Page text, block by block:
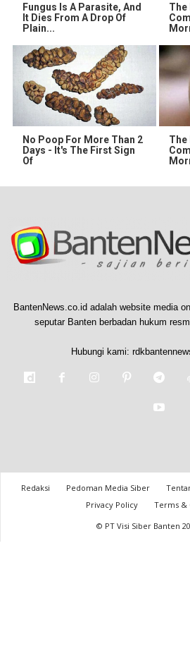
Fungus Is A Parasite, And
It Dies From A Drop Of
Plain...
The
No Poop For More Than 2
Days - It's The First Sign
Of
The
BantenNews.co.id adalah website media
seputar Banten berbadan hukum
Hubungi kami:
Redaksi Pedoman Media Siber
Privacy Policy
Terms &
© PT Visi Siber Banten